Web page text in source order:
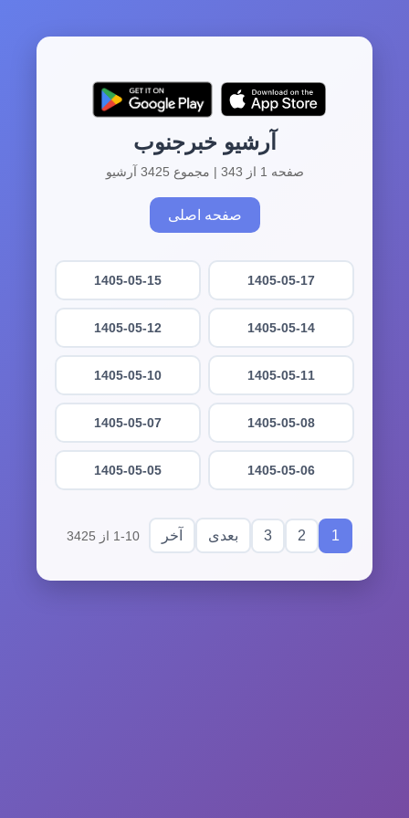
آرشیو خبرجنوب
صفحه 1 از 343 | مجموع 3425 آرشیو
صفحه اصلی
1405-05-17
1405-05-15
1405-05-14
1405-05-12
1405-05-11
1405-05-10
1405-05-08
1405-05-07
1405-05-06
1405-05-05
1
2
3 بعدی آخر 1-10 از 3425